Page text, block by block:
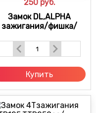
250 руб.
Замок DL,ALPHA
зажигания/фишка/
Купить